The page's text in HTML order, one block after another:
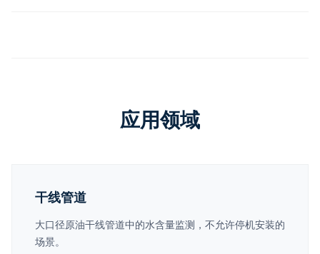
应用领域
干线管道
大口径原油干线管道中的水含量监测，不允许停机安装的
场景。